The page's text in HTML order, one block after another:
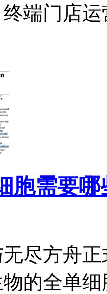
端门店运
胞需要
尽方舟
的全单